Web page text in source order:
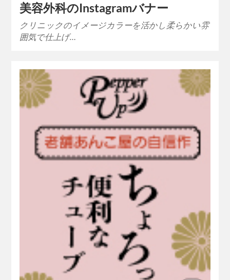
美容外科のInstagramバナー
クリニックのイメージカラーを活かし柔らかい雰
囲気で仕上げ…